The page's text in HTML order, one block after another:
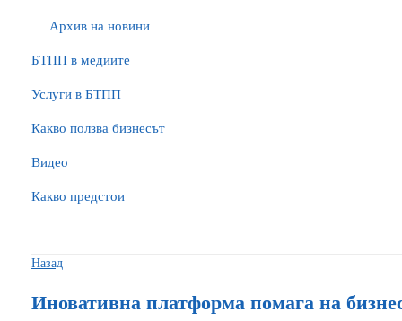
Архив на новини
БTПП в медиите
Услуги в БТПП
Какво ползва бизнесът
Видео
Какво предстои
Назад
Иновативна платформа помага на